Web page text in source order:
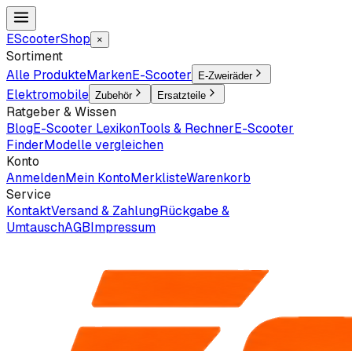
EScooterShop ×
Sortiment
Alle ProdukteMarkenE-Scooter E-Zweiräder
Elektromobile Zubehör Ersatzteile
Ratgeber & Wissen
BlogE-Scooter LexikonTools & RechnerE-Scooter
FinderModelle vergleichen
Konto
AnmeldenMein KontoMerklisteWarenkorb
Service
KontaktVersand & ZahlungRückgabe &
UmtauschAGBImpressum